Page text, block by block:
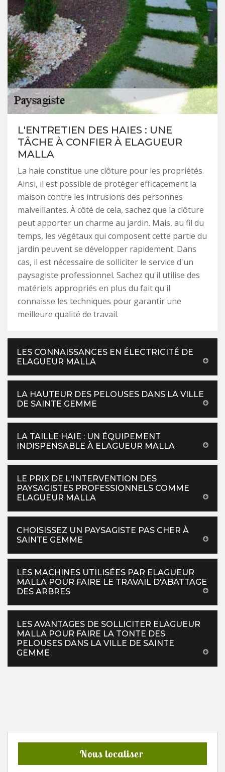
L'ENTRETIEN DES HAIES : UNE
TÂCHE À CONFIER À ELAGUEUR
MALLA
La haie constitue une clôture pour les propriétés.
Ainsi, il est possible de protéger efficacement la
maison contre les intrusions des personnes
malveillantes. À côté de cela, sachez que la clôture
peut apporter un charme au jardin. Mais, au fil du
temps, les végétaux qui composent cette partie du
jardin peuvent se développer rapidement. Dans
cas, il est nécessaire de solliciter le service d'un
paysagiste professionnel. Sachez qu'il utilise des
matériels appropriés en plus du fait qu'il
connaisse les techniques pour garantir une
meilleure qualité de travail.
LES CONNAISSANCES EN ÉLECTRICITÉ DE
ELAGUEUR MALLA
LA HAUTEUR DES PELOUSES DANS LA VILLE
DE SAINTE GEMME
LA TAILLE HAIE : UN ÉQUIPEMENT
INDISPENSABLE À ELAGUEUR MALLA
LE PRIX DE L'INTERVENTION DES
PAYSAGISTES PROFESSIONNELS COMME
ELAGUEUR MALLA
CHOISISSEZ UN PAYSAGISTE PAS CHER À
SAINTE GEMME
LES MACHINES UTILISÉES PAR ELAGUEUR
MALLA POUR FAIRE LE TRAVAIL D'ABATTAGE
DES ARBRES
LES AVANTAGES DE SOLLICITER ELAGUEUR
MALLA POUR FAIRE LA TONTE DES
PELOUSES DANS LA VILLE DE SAINTE
GEMME
Nous localiser